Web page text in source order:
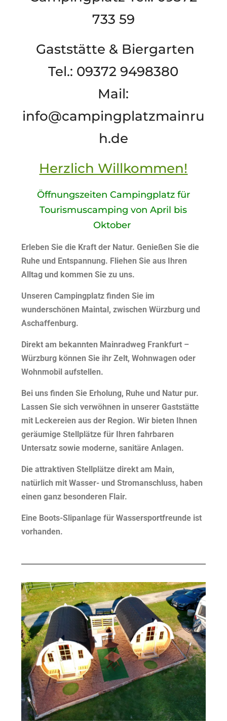
733 59
Gaststätte & Biergarten
Tel.: 09372 9498380
Mail:
info@campingplatzmainru
h.de
Herzlich Willkommen!
Öffnungszeiten Campingplatz für
Tourismuscamping von April bis
Oktober
Erleben Sie die Kraft der Natur. Genießen Sie die
Ruhe und Entspannung. Fliehen Sie aus Ihren
Alltag und kommen Sie zu uns.
Unseren Campingplatz finden Sie im
wunderschönen Maintal, zwischen Würzburg und
Aschaffenburg.
Direkt am bekannten Mainradweg Frankfurt –
Würzburg können Sie ihr Zelt, Wohnwagen oder
Wohnmobil aufstellen.
Bei uns finden Sie Erholung, Ruhe und Natur pur.
Lassen Sie sich verwöhnen in unserer Gaststätte
mit Leckereien aus der Region. Wir bieten Ihnen
geräumige Stellplätze für Ihren fahrbaren
Untersatz sowie moderne, sanitäre Anlagen.
Die attraktiven Stellplätze direkt am Main,
natürlich mit Wasser- und Stromanschluss, haben
einen ganz besonderen Flair.
Eine Boots-Slipanlage für Wassersportfreunde ist
vorhanden.